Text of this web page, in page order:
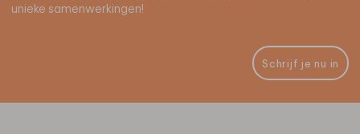
unieke samenwerkingen!
Schrijf je nu in